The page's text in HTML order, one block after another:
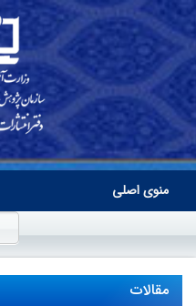
منوی اصلی
مقالات